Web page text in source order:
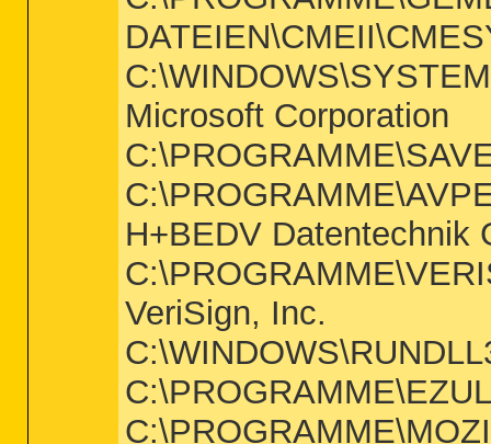
Microsoft Corporation
H+BEDV Datentechnik
VeriSign, Inc.